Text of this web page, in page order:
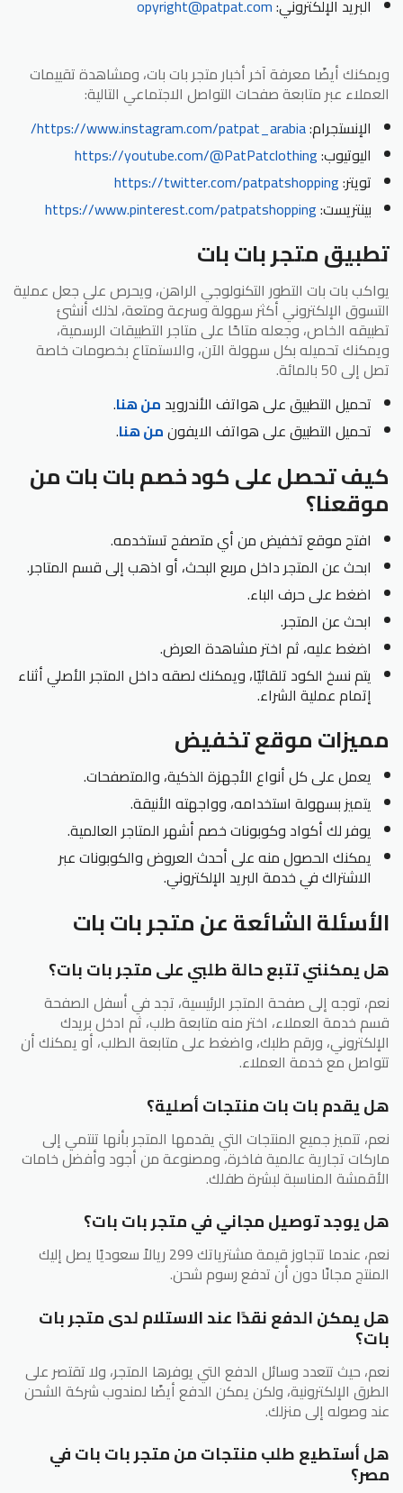
البريد الإلكتروني:opyright@patpat.com
ويمكنك أيضًا معرفة آخر أخبار متجر بات بات، ومشاهدة تقييمات
العملاء عبر متابعة صفحات التواصل الاجتماعي التالية:
الإنستجرام:https://www.instagram.com/patpat_arabia/
اليوتيوب:https://youtube.com/@PatPatclothing
تويتر:https://twitter.com/patpatshopping
بينتريست:https://www.pinterest.com/patpatshopping
تطبيق متجر بات بات
يواكب بات بات التطور التكنولوجي الراهن، ويحرص على جعل عملية
التسوق الإلكتروني أكثر سهولة وسرعة ومتعة، لذلك أنشئ
تطبيقه الخاص، وجعله متاحًا على متاجر التطبيقات الرسمية،
ويمكنك تحميله بكل سهولة الآن، والاستمتاع بخصومات خاصة
تصل إلى 50 بالمائة.
تحميل التطبيق على هواتف الأندرويد من هنا.
تحميل التطبيق على هواتف الايفونمن هنا.
كيف تحصل على كود خصم بات بات من
موقعنا؟
افتح موقع تخفيض من أي متصفح تستخدمه.
ابحث عن المتجر داخل مربع البحث، أو اذهب إلى قسم المتاجر.
اضغط على حرف الباء.
ابحث عن المتجر.
اضغط عليه، ثم اختر مشاهدة العرض.
يتم نسخ الكود تلقائيًا، ويمكنك لصقه داخل المتجر الأصلي أثناء
إتمام عملية الشراء.
مميزات موقع تخفيض
يعمل على كل أنواع الأجهزة الذكية، والمتصفحات.
يتميز بسهولة استخدامه، وواجهته الأنيقة.
يوفر لك أكواد وكوبونات خصم أشهر المتاجر العالمية.
يمكنك الحصول منه على أحدث العروض والكوبونات عبر
الاشتراك في خدمة البريد الإلكتروني.
الأسئلة الشائعة عن متجر بات بات
هل يمكنني تتبع حالة طلبي على متجر بات بات؟
نعم، توجه إلى صفحة المتجر الرئيسية، تجد في أسفل الصفحة
قسم خدمة العملاء، اختر منه متابعة طلب، ثم ادخل بريدك
الإلكتروني، ورقم طلبك، واضغط على متابعة الطلب، أو يمكنك أن
تتواصل مع خدمة العملاء.
هل يقدم بات بات منتجات أصلية؟
نعم، تتميز جميع المنتجات التي يقدمها المتجر بأنها تنتمي إلى
ماركات تجارية عالمية فاخرة، ومصنوعة من أجود وأفضل خامات
الأقمشة المناسبة لبشرة طفلك.
هل يوجد توصيل مجاني في متجر بات بات؟
نعم، عندما تتجاوز قيمة مشترياتك 299 ريالاً سعوديًا يصل إليك
المنتج مجانًا دون أن تدفع رسوم شحن.
هل يمكن الدفع نقدًا عند الاستلام لدى متجر بات
بات؟
نعم، حيث تتعدد وسائل الدفع التي يوفرها المتجر، ولا تقتصر على
الطرق الإلكترونية، ولكن يمكن الدفع أيضًا لمندوب شركة الشحن
عند وصوله إلى منزلك.
هل أستطيع طلب منتجات من متجر بات بات في
مصر؟